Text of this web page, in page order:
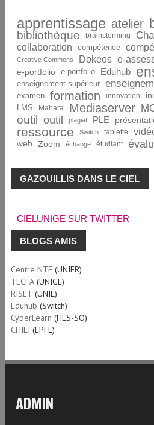
apprentissage atelier
bibliothèque brainstorming
collaboration compétence
Creative Commons Dokeos e-
e-portfolio e-portfolio Eduhub
enseignement supérieur
examen formation innovation
LMS Mahara Mediaserver
outil outil plagiat PLE
ressource
Switch tablette
web
Zoom échange étudiant
GAZOUILLIS DANS LE CIEL
CIELUNIGE SUR TWITTER
BLOGS AMIS
Centre NTE(UNIFR)
TECFA(UNIGE)
RISET (UNIL)
Eduhub (Switch)
CyberLearn (HES-SO)
CHILI (EPFL)
ADMIN